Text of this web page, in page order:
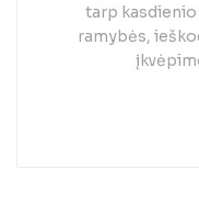
tarp
ramybės,